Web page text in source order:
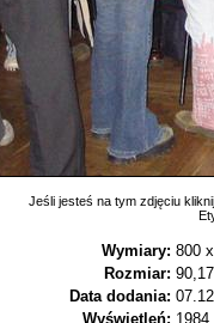
Jeśli jesteś na tym zdjęciu
Wymiary: 800
Rozmiar:
Data dodania:
Wyświetleń: 1984